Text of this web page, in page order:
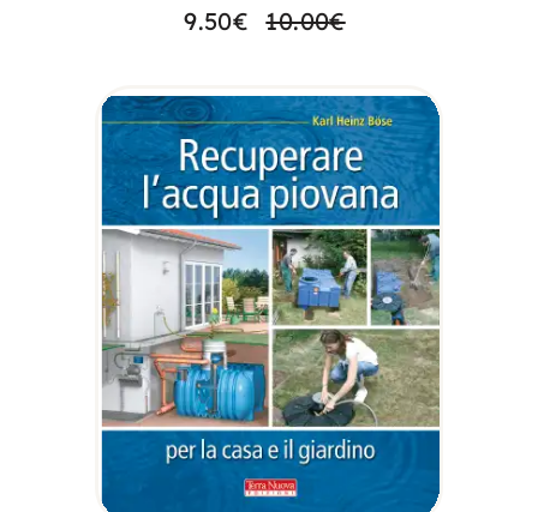
10.00€
9.50€
AGGIUNGI AL
CARRELLO